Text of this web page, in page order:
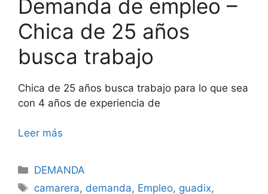
Demanda de empleo –
Chica de 25 años
busca trabajo
Chica de 25 años busca trabajo para lo que sea
con 4 años de experiencia de
Leer más
Categorías
DEMANDA
Etiquetas
camarera, demanda, Empleo, guadix,